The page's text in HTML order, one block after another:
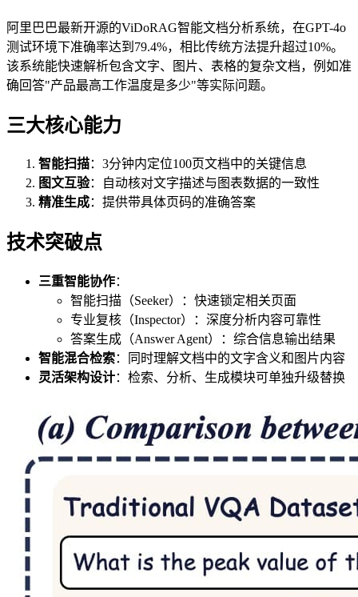
阿里巴巴最新开源的ViDoRAG智能文档分析系统，在GPT-4o
测试环境下准确率达到79.4%，相比传统方法提升超过10%。
该系统能快速解析包含文字、图片、表格的复杂文档，例如准
确回答"产品最高工作温度是多少"等实际问题。
三大核心能力
智能扫描：3分钟内定位100页文档中的关键信息
图文互验：自动核对文字描述与图表数据的一致性
精准生成：提供带具体页码的准确答案
技术突破点
三重智能协作：
智能扫描（Seeker）：快速锁定相关页面
专业复核（Inspector）：深度分析内容可靠性
答案生成（Answer Agent）：综合信息输出结果
智能混合检索：同时理解文档中的文字含义和图片内容
灵活架构设计：检索、分析、生成模块可单独升级替换